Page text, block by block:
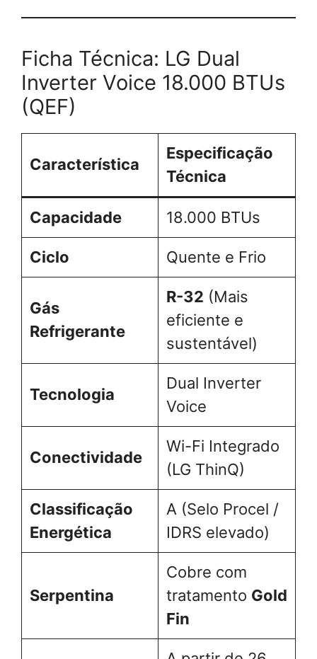
Ficha Técnica: LG Dual
Inverter Voice 18.000 BTUs
(QEF)
Característica
Especificação
Técnica
Capacidade 18.000 BTUs
Ciclo Quente e Frio
Gás
Refrigerante
R-32 (Mais
eficiente e
sustentável)
Tecnologia
Dual Inverter
Voice
Conectividade
Wi-Fi Integrado
(LG ThinQ)
Classificação
Energética
A (Selo Procel /
IDRS elevado)
Serpentina
Cobre com
tratamento Gold
Fin